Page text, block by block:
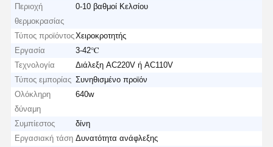
Περιοχή
θερμοκρασίας
0-10 βαθμοί Κελσίου
Τύπος προϊόντοςΧειροκροτητής
Εργασία
3-42℃
Τεχνολογία
Διάλεξη AC220V ή AC110V
Τύπος εμπορίας Συνηθισμένο προϊόν
Ολόκληρη
δύναμη
640w
Συμπίεστος
δίνη
Εργασιακή τάση Δυνατότητα ανάφλεξης